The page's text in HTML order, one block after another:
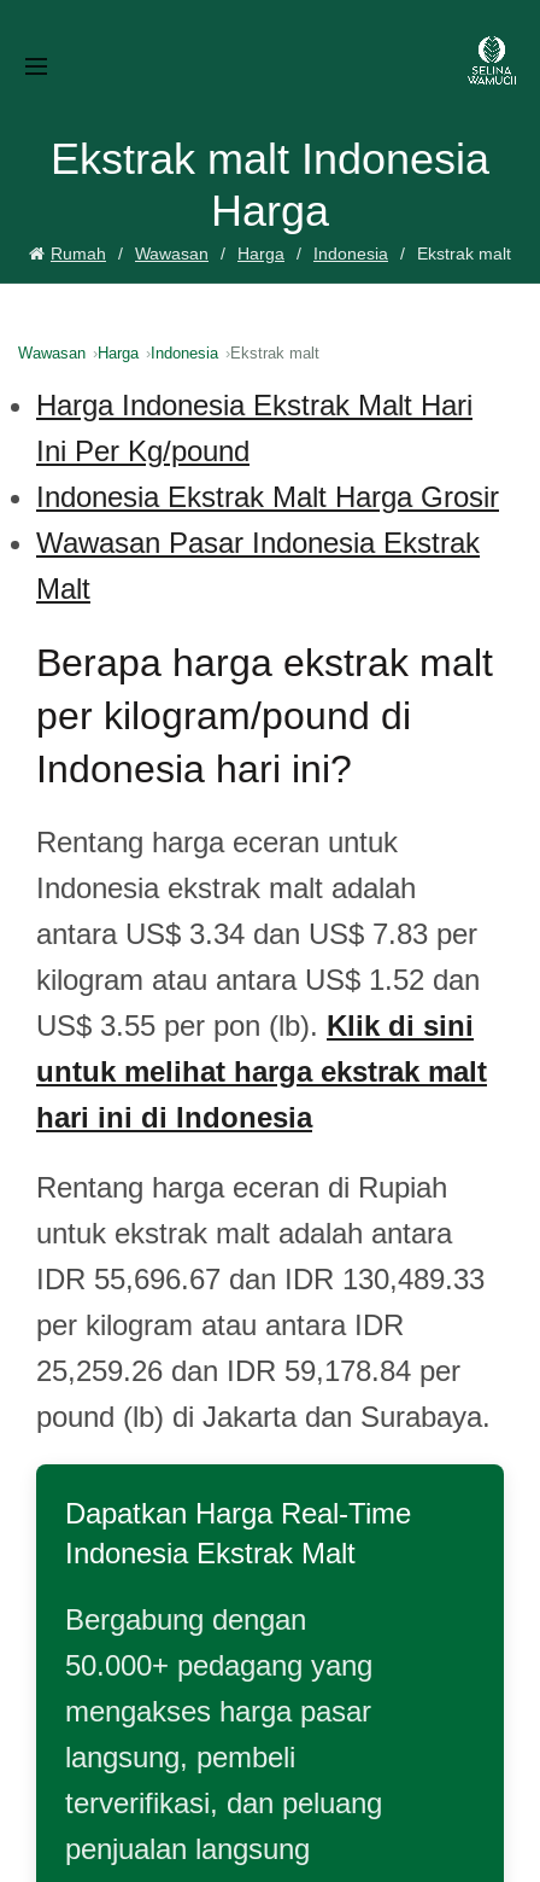
Ekstrak malt Indonesia
Harga
Rumah Wawasan Harga Indonesia Ekstrak malt
Wawasan Harga Indonesia Ekstrak malt
Harga Indonesia Ekstrak Malt Hari
Ini Per Kg/pound
Indonesia Ekstrak Malt Harga Grosir
Wawasan Pasar Indonesia Ekstrak
Malt
Berapa harga ekstrak malt
per kilogram/pound di
Indonesia hari ini?
Rentang harga eceran untuk
Indonesia ekstrak malt adalah
antara US$ 3.34 dan US$ 7.83 per
kilogram atau antara US$ 1.52 dan
US$ 3.55 per pon (lb). Klik di sini
untuk melihat harga ekstrak malt
hari ini di Indonesia
Rentang harga eceran di Rupiah
untuk ekstrak malt adalah antara
IDR 55,696.67 dan IDR 130,489.33
per kilogram atau antara IDR
25,259.26 dan IDR 59,178.84 per
pound (lb) di Jakarta dan Surabaya.
Dapatkan Harga Real-Time
Indonesia Ekstrak Malt
Bergabung dengan
50.000+ pedagang yang
mengakses harga pasar
langsung, pembeli
terverifikasi, dan peluang
penjualan langsung